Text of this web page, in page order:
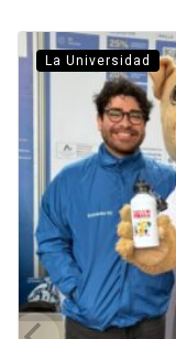
La Universidad